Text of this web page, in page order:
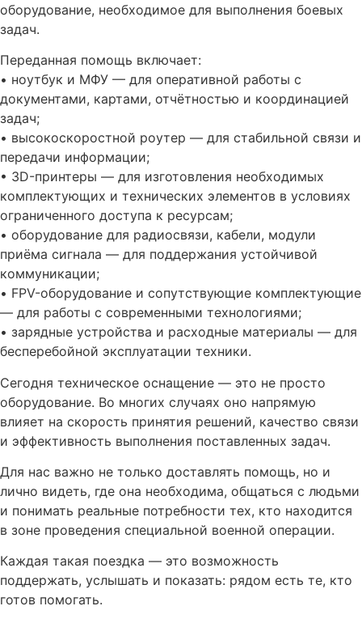
оборудование, необходимое для выполнения боевых
задач.
Переданная помощь включает:
• ноутбук и МФУ — для оперативной работы с
документами, картами, отчётностью и координацией
задач;
• высокоскоростной роутер — для стабильной связи и
передачи информации;
• 3D-принтеры — для изготовления необходимых
комплектующих и технических элементов в условиях
ограниченного доступа к ресурсам;
• оборудование для радиосвязи, кабели, модули
приёма сигнала — для поддержания устойчивой
коммуникации;
• FPV-оборудование и сопутствующие комплектующие
— для работы с современными технологиями;
• зарядные устройства и расходные материалы — для
бесперебойной эксплуатации техники.
Сегодня техническое оснащение — это не просто
оборудование. Во многих случаях оно напрямую
влияет на скорость принятия решений, качество связи
и эффективность выполнения поставленных задач.
Для нас важно не только доставлять помощь, но и
лично видеть, где она необходима, общаться с людьми
и понимать реальные потребности тех, кто находится
в зоне проведения специальной военной операции.
Каждая такая поездка — это возможность
поддержать, услышать и показать: рядом есть те, кто
готов помогать.